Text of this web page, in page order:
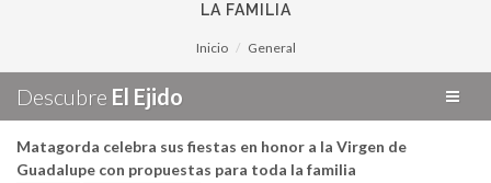
LA FAMILIA
Inicio General
Descubre El Ejido
Matagorda celebra sus fiestas en honor a la Virgen de
Guadalupe con propuestas para toda la familia